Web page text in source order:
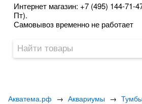
Интернет магазин: +7 (495) 144-71-
Пт).
Самовывоз временно не работает
Акватема.рф → Аквариумы →